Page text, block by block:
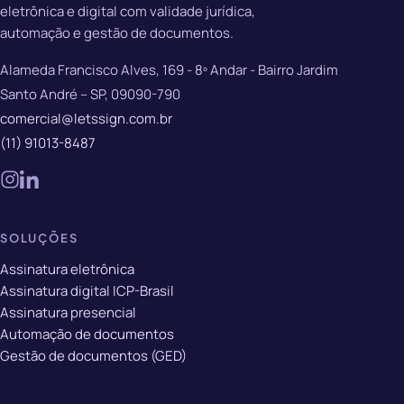
eletrônica e digital com validade jurídica,
automação e gestão de documentos.
Alameda Francisco Alves, 169 - 8º Andar - Bairro Jardim
Santo André – SP, 09090-790
comercial@letssign.com.br
(11) 91013-8487
SOLUÇÕES
Assinatura eletrônica
Assinatura digital ICP-Brasil
Assinatura presencial
Automação de documentos
Gestão de documentos (GED)